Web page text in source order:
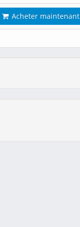
Acheter maintenant